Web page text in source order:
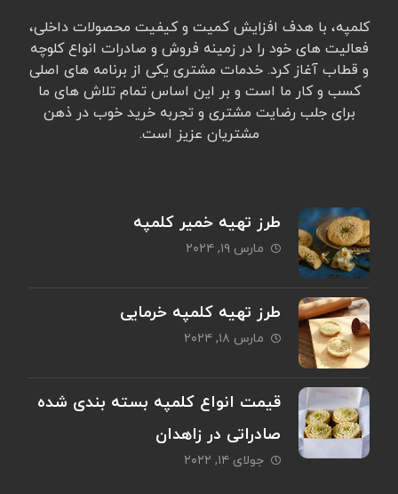
کلمپه، با هدف افزایش کمیت و کیفیت محصولات داخلی،
فعالیت های خود را در زمینه فروش و صادرات انواع کلوچه
و قطاب آغاز کرد. خدمات مشتری یکی از برنامه های اصلی
کسب و کار ما است و بر این اساس تمام تلاش های ما
برای جلب رضایت مشتری و تجربه خرید خوب در ذهن
مشتریان عزیز است.
طرز تهیه خمیر کلمپه
مارس ۱۹, ۲۰۲۴
طرز تهیه کلمپه خرمایی
مارس ۱۸, ۲۰۲۴
قیمت انواع کلمپه بسته بندی شده
صادراتی در زاهدان
جولای ۱۴, ۲۰۲۲